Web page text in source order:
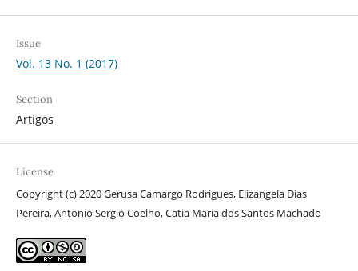
Issue
Vol. 13 No. 1 (2017)
Section
Artigos
License
Copyright (c) 2020 Gerusa Camargo Rodrigues, Elizangela Dias
Pereira, Antonio Sergio Coelho, Catia Maria dos Santos Machado